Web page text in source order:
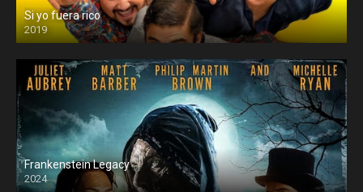
Si yo fuera rico
2019
Frankenstein Legacy
2024